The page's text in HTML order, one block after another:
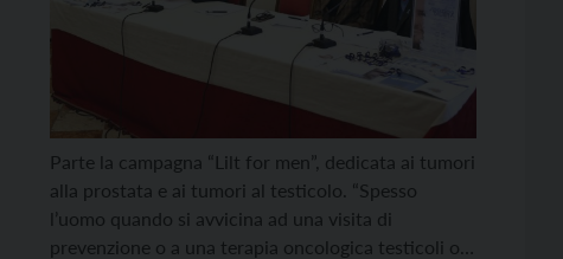
Parte la campagna “Lilt for men”, dedicata ai tumori
alla prostata e ai tumori al testicolo. “Spesso
l’uomo quando si avvicina ad una visita di
prevenzione o a una terapia oncologica testicoli o